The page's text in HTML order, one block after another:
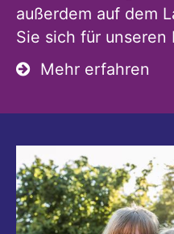
außerdem auf dem
Sie sich für unseren
Mehr erfahren